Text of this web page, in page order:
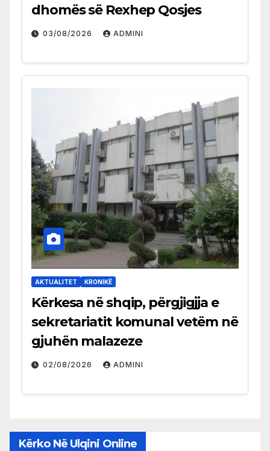
dhomës së Rexhep Qosjes
03/08/2026 ADMINI
AKTUALITET KRONIKË
Kërkesa në shqip, përgjigjja e
sekretariatit komunal vetëm në
gjuhën malazeze
02/08/2026 ADMINI
Kërko Në Ulqini Online